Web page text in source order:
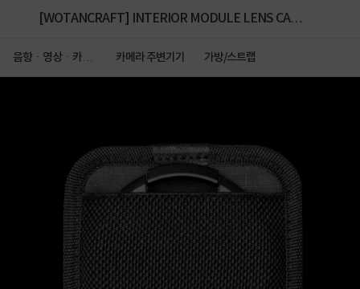
[WOTANCRAFT] INTERIOR MODULE LENS CAP
음향ㆍ영상ㆍ카메
카메라 주변기기 가방/스트랩